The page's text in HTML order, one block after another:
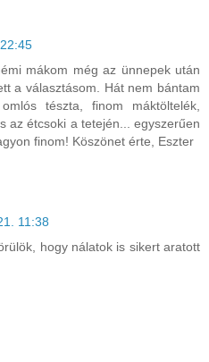
mákom még az ünnepek után
a választásom. Hát nem bántam
tészta, finom máktöltelék,
az étcsoki a tetején... egyszerűen
finom! Köszönet érte, Eszter
11:38
hogy nálatok is sikert aratott